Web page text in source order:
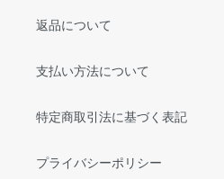
返品について
支払い方法について
特定商取引法に基づく表記
プライバシーポリシー